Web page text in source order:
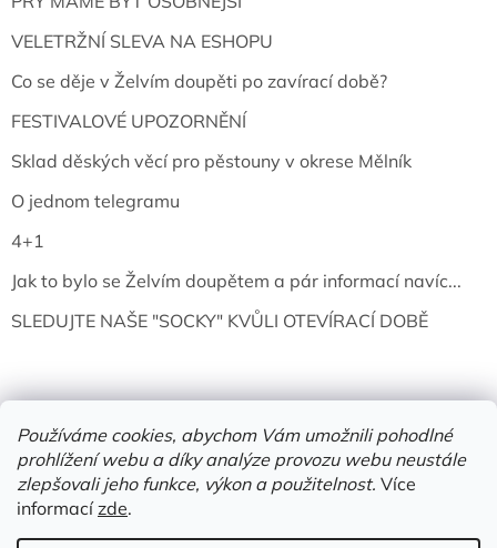
Používáme cookies, abychom Vám umožnili pohodlné
prohlížení webu a díky analýze provozu webu neustále
zlepšovali jeho funkce, výkon a použitelnost. Více
informacízde.
VELETRŽNÍ SLEVA NA ESHOPU
Co se děje v Želvím doupěti po zavírací době?
FESTIVALOVÉ UPOZORNĚNÍ
Sklad děských věcí pro pěstouny v okrese Mělník
O jednom telegramu
4+1
Jak to bylo se Želvím doupětem a pár informací navíc...
SLEDUJTE NAŠE "SOCKY" KVŮLI OTEVÍRACÍ DOBĚ